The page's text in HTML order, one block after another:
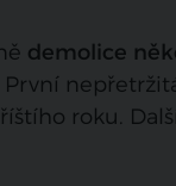
demolice
roku.